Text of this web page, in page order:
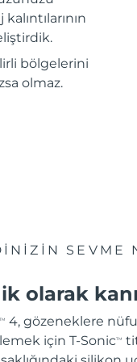
bölgelerini
olmaz.
SEVME
olarak
TM
4, gözeneklere
için T-SonicTM